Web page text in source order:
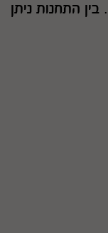
. בין התחנות ניתן